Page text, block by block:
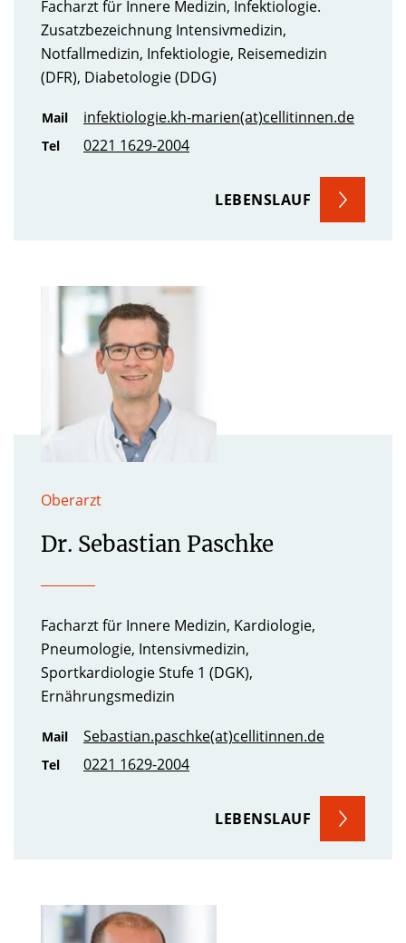
Facharzt für Innere Medizin, Infektiologie.
Zusatzbezeichnung Intensivmedizin,
Notfallmedizin, Infektiologie, Reisemedizin
(DFR), Diabetologie (DDG)
Mail infektiologie.kh-marien(at)cellitinnen.de
Tel 0221 1629-2004
LEBENSLAUF
Oberarzt
Dr. Sebastian Paschke
Facharzt für Innere Medizin, Kardiologie,
Pneumologie, Intensivmedizin,
Sportkardiologie Stufe 1 (DGK),
Ernährungsmedizin
Mail Sebastian.paschke(at)cellitinnen.de
Tel 0221 1629-2004
LEBENSLAUF